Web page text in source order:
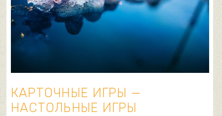
КАРТОЧНЫЕ ИГРЫ —
НАСТОЛЬНЫЕ ИГРЫ